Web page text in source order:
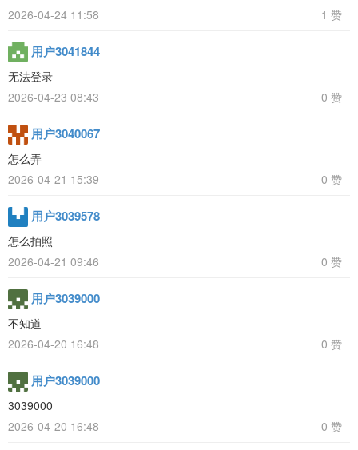
2026-04-24 11:58
1 赞
用户3041844
无法登录
2026-04-23 08:43
0 赞
用户3040067
怎么弄
2026-04-21 15:39
0 赞
用户3039578
怎么拍照
2026-04-21 09:46
0 赞
用户3039000
不知道
2026-04-20 16:48
0 赞
用户3039000
3039000
2026-04-20 16:48
0 赞